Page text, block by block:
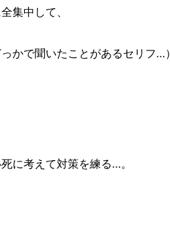
集中して、
かで聞いたことがあるセリフ…）
に考えて対策を練る…。